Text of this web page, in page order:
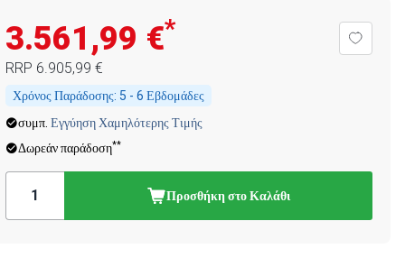
3.561,99 €*
RRP 6.905,99 €
Χρόνος Παράδοσης: 5 - 6 Εβδομάδες
συμπ. Εγγύηση Χαμηλότερης Τιμής
Δωρεάν παράδοση**
Προσθήκη στο Καλάθι